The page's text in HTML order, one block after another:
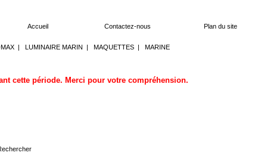
Accueil Contactez-nous Plan du site
| LUMINAIRE MARIN | MAQUETTES | MARINE
cette période. Merci pour votre compréhension.